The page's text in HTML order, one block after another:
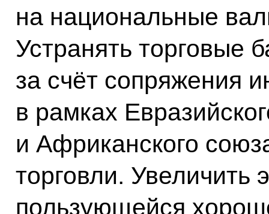
на национальные
Устранять торговые
за счёт сопряжения
в рамках
и Африканского
торговли. Увеличить
пользующейся